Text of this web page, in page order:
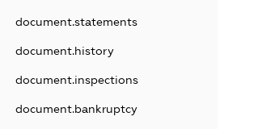
document.statements
document.history
document.inspections
document.bankruptcy